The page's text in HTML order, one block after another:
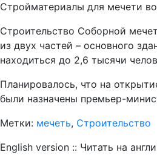
Стройматериалы для мечети
Строительство Соборной
из двух частей – основного
находиться до 2,6 тысячи
Планировалось, что на
были назначены премьер-
Метки: мечеть, Строительство
English version :: Читать на